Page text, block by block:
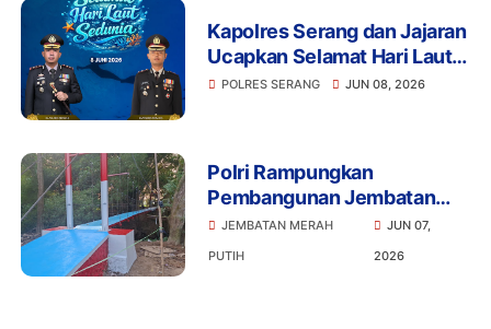
Kapolres Serang dan Jajaran
Ucapkan Selamat Hari Laut
Sedunia, Ajak Masyarakat
POLRES SERANG JUN 08, 2026
Polri Rampungkan
Pembangunan Jembatan
Merah Putih Presisi di Desa
Pasirbuyut, Kabupaten
JEMBATAN MERAH
PUTIH
JUN 07,
2026